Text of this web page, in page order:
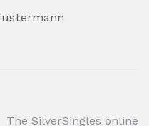
The SilverSingles online